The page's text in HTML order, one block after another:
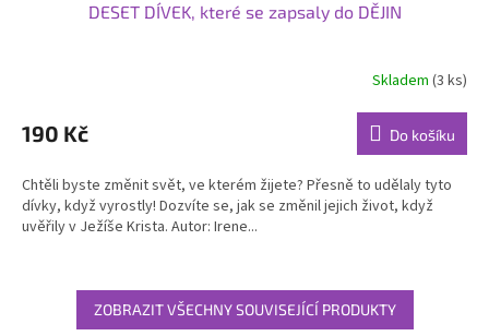
DESET DÍVEK, které se zapsaly do DĚJIN
produktu
je
z
5
hvězdiček.
Skladem(3 ks)
190 Kč Do košíku
Chtěli byste změnit svět, ve kterém žijete? Přesně to udělaly tyto
dívky, když vyrostly! Dozvíte se, jak se změnil jejich život, když
uvěřily v Ježíše Krista. Autor: Irene...
ZOBRAZIT VŠECHNY SOUVISEJÍCÍ PRODUKTY